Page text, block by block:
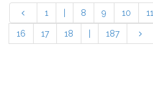
1 8 9 10 11
16 17 18 187